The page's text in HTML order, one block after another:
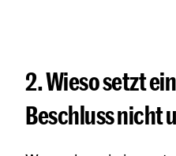
2. Wieso setzt
Beschluss nicht